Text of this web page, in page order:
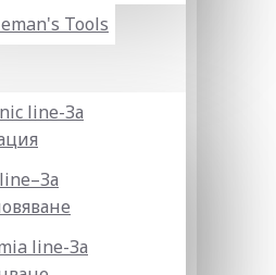
Tools
line-За
line-За